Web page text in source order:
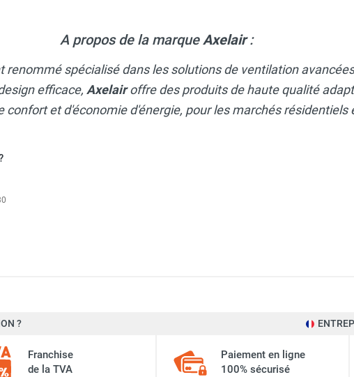
série VCVB043 - AXELAIR
série VCVA053 - AXELAIR
série VCVB023 - AXELAIR
A propos de la marque Axelair:
renommé spécialisé dans les solutions de ventilation
efficace, Axelairoffre des produits de haute qualité
confort et d'économie d'énergie, pour les marchés résidentiels
0,34 kg
?
Franchise
de la TVA
Paiement en ligne
100% sécurisé